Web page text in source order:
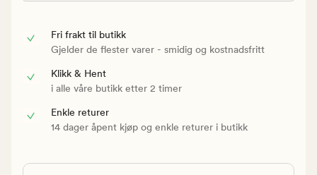
Fri frakt til butikk
Gjelder de flester varer - smidig og kostnadsfritt
Klikk & Hent
i alle våre butikk etter 2 timer
Enkle returer
14 dager åpent kjøp og enkle returer i butikk